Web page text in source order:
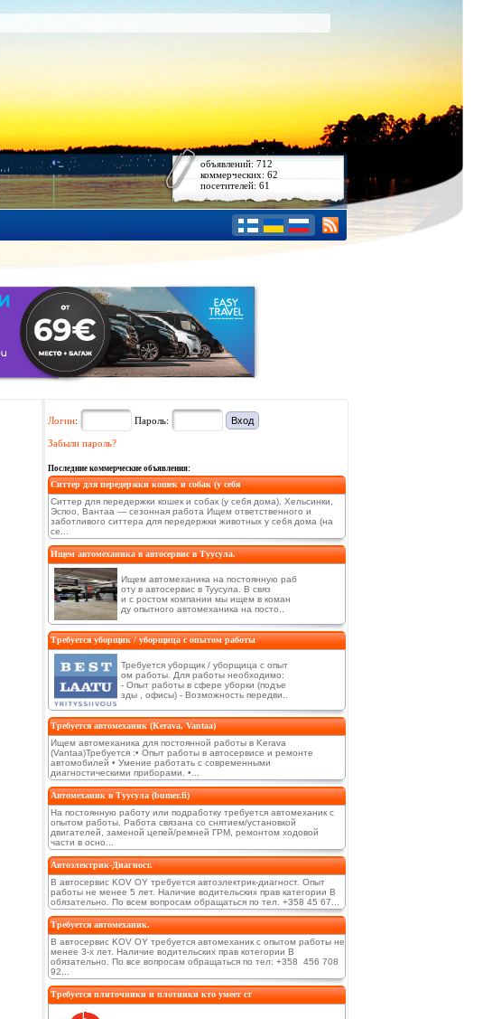
объявлений: 712
коммерческих: 62
посетителей: 61
Логин: Пароль:
Забыли пароль?
Последние коммерческие объявления:
Ситтер для передержки кошек и собак (у себя
Ситтер для передержки кошек и собак (у себя дома), Хельсинки,
Эспоо, Вантаа — сезонная работа Ищем ответственного и
заботливого ситтера для передержки животных у себя дома (на
се...
Ищем автомеханика в автосервис в Туусула.
Ищем автомеханика на постоянную раб
оту в автосервис в Туусула. В связ
и с ростом компании мы ищем в коман
ду опытного автомеханика на посто..
Требуется уборщик / уборщица с опытом работы
Требуется уборщик / уборщица с опыт
ом работы. Для работы необходимо:
- Опыт работы в сфере уборки (подъе
зды , офисы) - Возможность передви..
Требуется автомеханик (Kerava, Vantaa)
Ищем автомеханика для постоянной работы в Kerava
(Vantaa)Требуется :• Опыт работы в автосервисе и ремонте
автомобилей • Умение работать с современными
диагностическими приборами. •...
Автомеханик в Туусула (bumer.fi)
На постоянную работу или подработку требуется автомеханик с
опытом работы. Работа связана со снятием/установкой
двигателей, заменой цепей/ремней ГРМ, ремонтом ходовой
части в осно...
Автоэлектрик-Диагност.
В автосервис KOV OY требуется автоэлектрик-диагност. Опыт
работы не менее 5 лет. Наличие водительских прав категории В
обязательно. По всем вопросам обращаться по тел. +358 45 67...
Требуется автомеханик.
В автосервис KOV OY требуется автомеханик с опытом работы не
менее 3-х лет. Наличие водительских прав котегории В
обязательно. По все вопросам обращаться по тел: +358 456 708
92...
Требуется плиточники и плотники кто умеет ст